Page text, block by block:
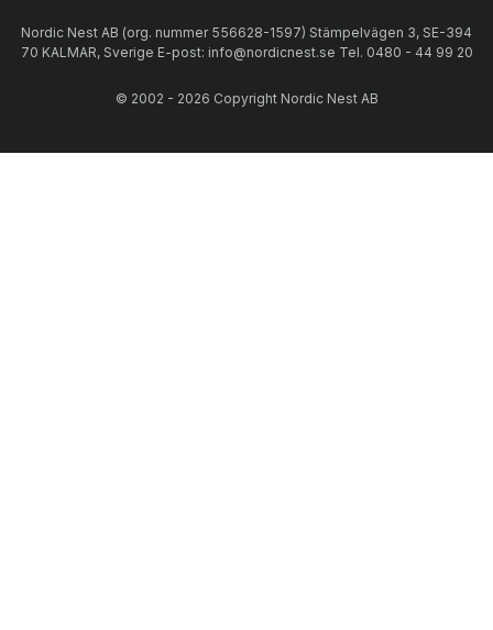
Nordic Nest AB (org. nummer 556628-1597) Stämpelvägen 3, SE-394
70 KALMAR, Sverige E-post: info@nordicnest.se Tel. 0480 - 44 99 20
© 2002 - 2026 Copyright Nordic Nest AB